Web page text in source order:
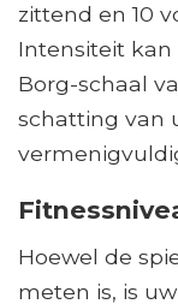
zittend en 10
Intensiteit
Borg-schaal
schatting van
Hoewel de
meten is, is